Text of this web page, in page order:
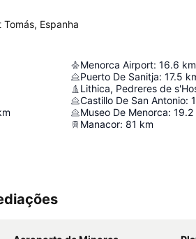
Espanha
Menorca Airport: 16.6 km
Puerto De Sanitja: 17.5
Lithica, Pedreres de
Castillo De San Antonio:
Museo De Menorca: 19.2
Manacor: 81 km